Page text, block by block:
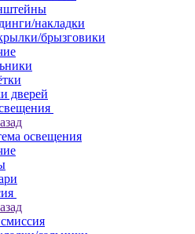
накладки
брызговики
дверей
освещения